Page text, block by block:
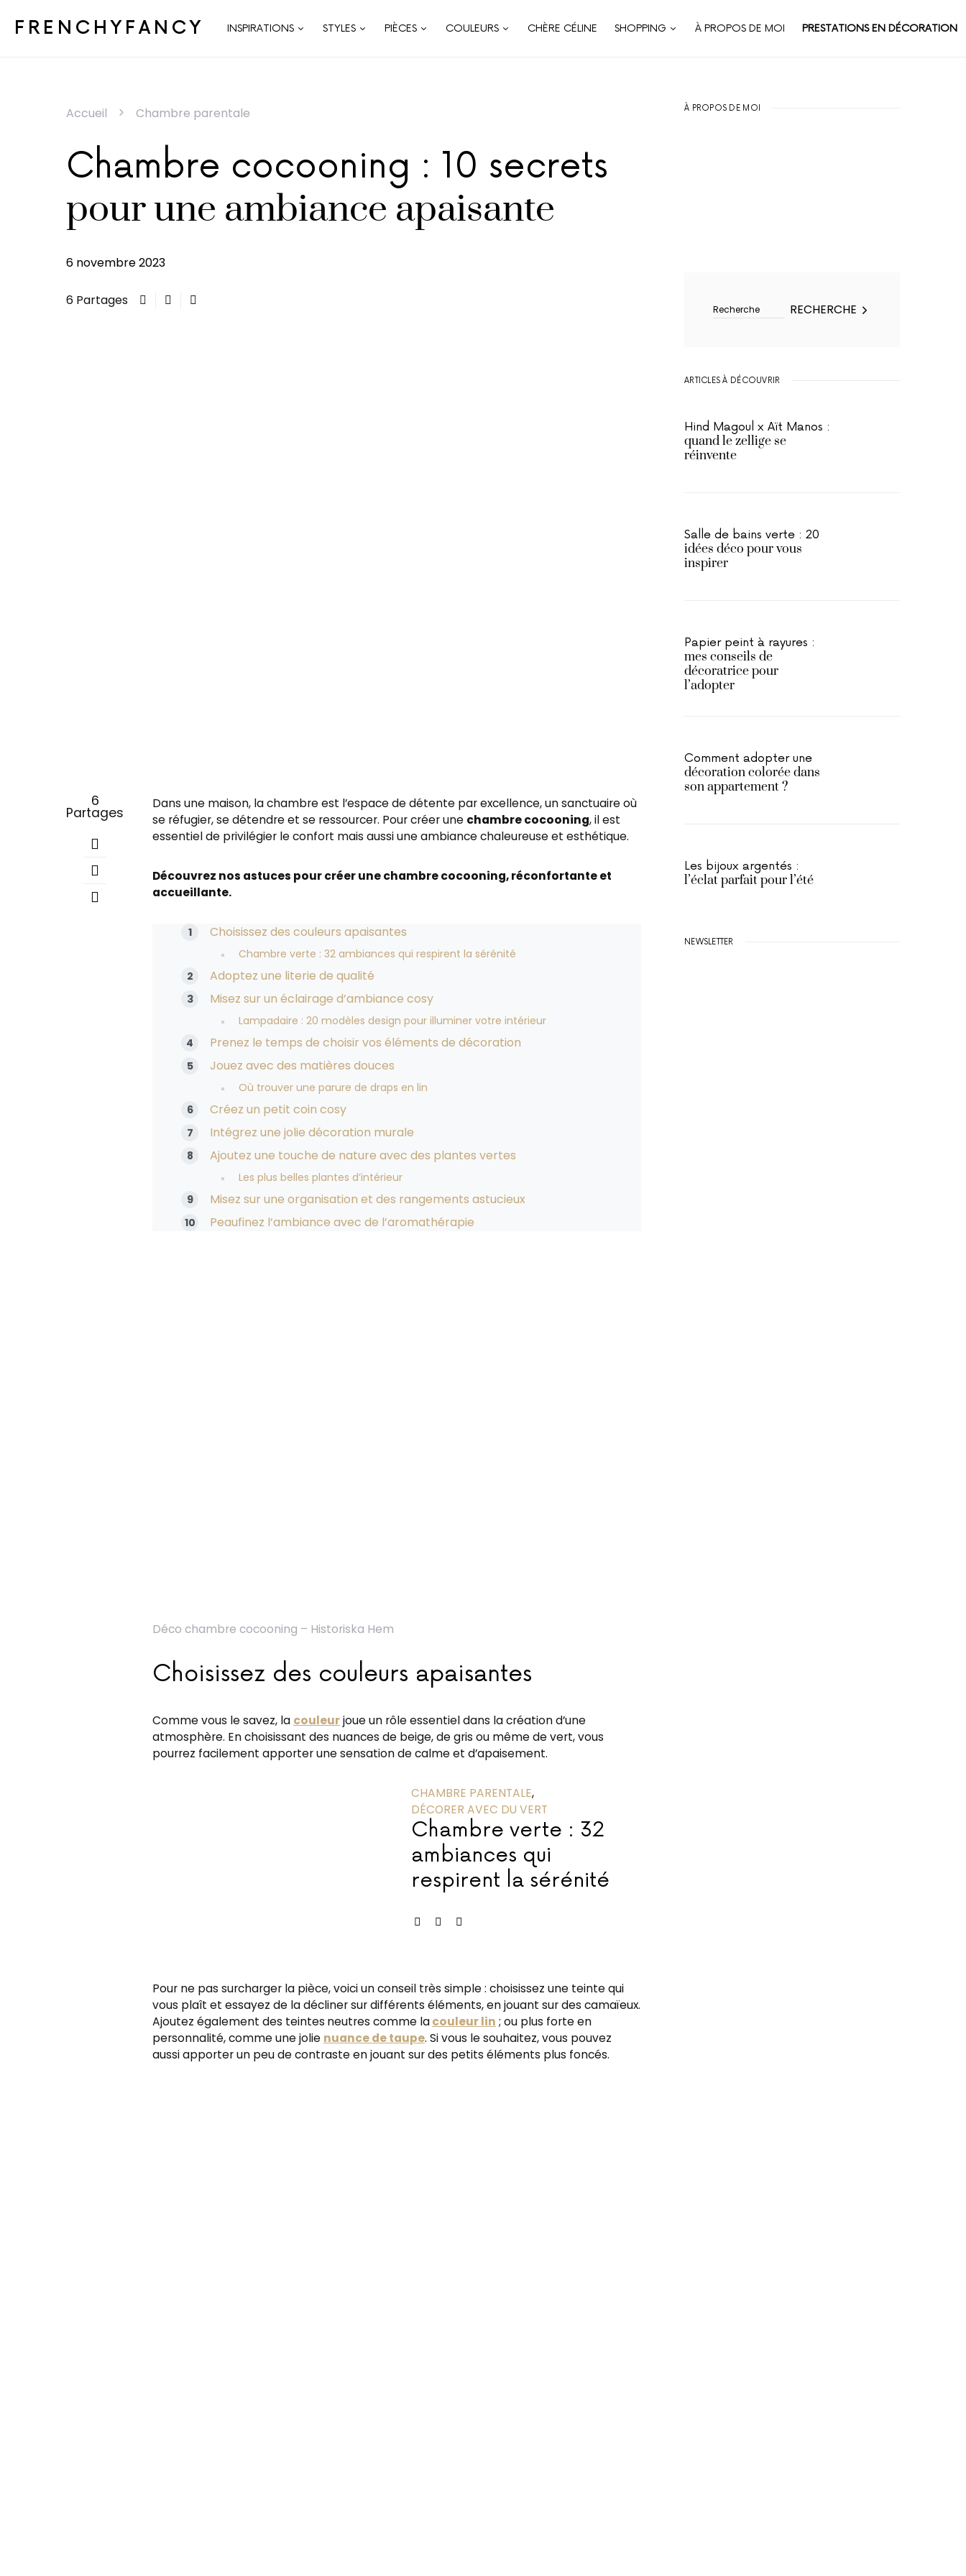
FRENCHYFANCY INSPIRATIONS STYLES PIÈCES COULEURS CHÈRE CÉLINE SHOPPING À PROPOS DE MOI PRESTATIONS EN DÉCORATION
Accueil Chambre parentale
Chambre cocooning : 10 secrets
pour une ambiance apaisante
6 novembre 2023
6 Partages
6
Partages
Dans une maison, la chambre est l’espace de détente par excellence, un sanctuaire où
se réfugier, se détendre et se ressourcer. Pour créer une chambre cocooning, il est
essentiel de privilégier le confort mais aussi une ambiance chaleureuse et esthétique.
Découvrez nos astuces pour créer une chambre cocooning, réconfortante et
accueillante.
Choisissez des couleurs apaisantes
Chambre verte : 32 ambiances qui respirent la sérénité
Adoptez une literie de qualité
Misez sur un éclairage d’ambiance cosy
Lampadaire : 20 modèles design pour illuminer votre intérieur
Prenez le temps de choisir vos éléments de décoration
Jouez avec des matières douces
Où trouver une parure de draps en lin
Créez un petit coin cosy
Intégrez une jolie décoration murale
Ajoutez une touche de nature avec des plantes vertes
Les plus belles plantes d’intérieur
Misez sur une organisation et des rangements astucieux
Peaufinez l’ambiance avec de l’aromathérapie
Déco chambre cocooning – Historiska Hem
Choisissez des couleurs apaisantes
Comme vous le savez, la couleurjoue un rôle essentiel dans la création d’une
atmosphère. En choisissant des nuances de beige, de gris ou même de vert, vous
pourrez facilement apporter une sensation de calme et d’apaisement.
CHAMBRE PARENTALE
DÉCORER AVEC DU VERT
Chambre verte : 32
ambiances qui
respirent la sérénité
Pour ne pas surcharger la pièce, voici un conseil très simple : choisissez une teinte qui
vous plaît et essayez de la décliner sur différents éléments, en jouant sur des camaïeux.
Ajoutez également des teintes neutres comme lacouleur lin ; ou plus forte en
personnalité, comme une jolie nuance de taupe. Si vous le souhaitez, vous pouvez
aussi apporter un peu de contraste en jouant sur des petits éléments plus foncés.
À PROPOS DE MOI
RECHERCHE
ARTICLES À DÉCOUVRIR
Hind Magoul x Aït Manos :
quand le zellige se
réinvente
Salle de bains verte : 20
idées déco pour vous
inspirer
Papier peint à rayures :
mes conseils de
décoratrice pour
l’adopter
Comment adopter une
décoration colorée dans
son appartement ?
Les bijoux argentés :
l’éclat parfait pour l’été
NEWSLETTER